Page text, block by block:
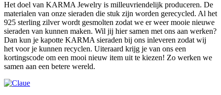
Het doel van KARMA Jewelry is milleuvriendelijk produceren. De
materialen van onze sieraden die stuk zijn worden gerecycled. Al het
925 sterling zilver wordt gesmolten zodat we er weer mooie nieuwe
sieraden van kunnen maken. Wil jij hier samen met ons aan werken?
Dan kun je kapotte KARMA sieraden bij ons inleveren zodat wij
het voor je kunnen recyclen. Uiteraard krijg je van ons een
kortingscode om een mooi nieuw item uit te kiezen! Zo werken we
samen aan een betere wereld.